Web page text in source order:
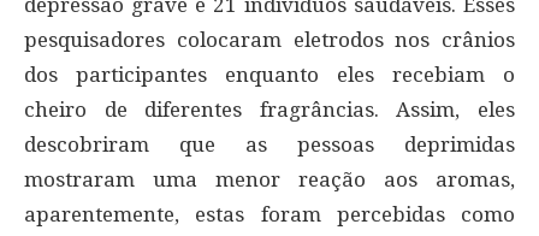
depressão grave e 21 indivíduos saudáveis. Esses
pesquisadores colocaram eletrodos nos crânios
dos participantes enquanto eles recebiam o
cheiro de diferentes fragrâncias. Assim, eles
descobriram que as pessoas deprimidas
mostraram uma menor reação aos aromas,
aparentemente, estas foram percebidas como